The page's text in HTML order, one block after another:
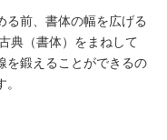
る前、書体の幅を広げる
典（書体）をまねして
を鍛えることができるの